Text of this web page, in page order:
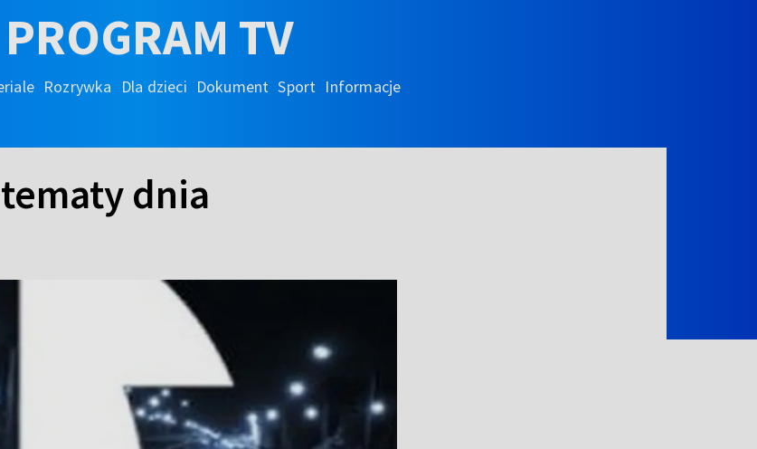
PROGRAM TV
Rozrywka Dla dzieci Dokument Sport Informacje
dnia